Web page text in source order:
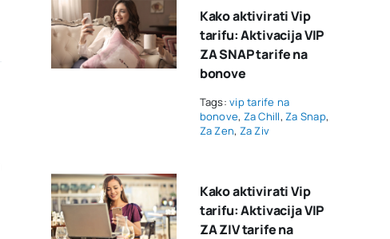
Kako aktivirati Vip
tarifu: Aktivacija VIP
ZA SNAP tarife na
bonove
Tags:vip tarife na
bonove, Za Chill,Za Snap,
Za Zen, Za Ziv
Kako aktivirati Vip
tarifu: Aktivacija VIP
ZA ZIV tarife na